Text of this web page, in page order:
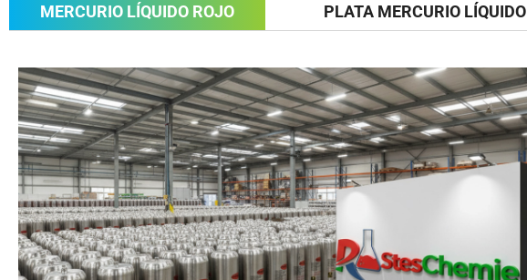
MERCURIO LÍQUIDO ROJO PLATA MERCURIO LÍQUIDO